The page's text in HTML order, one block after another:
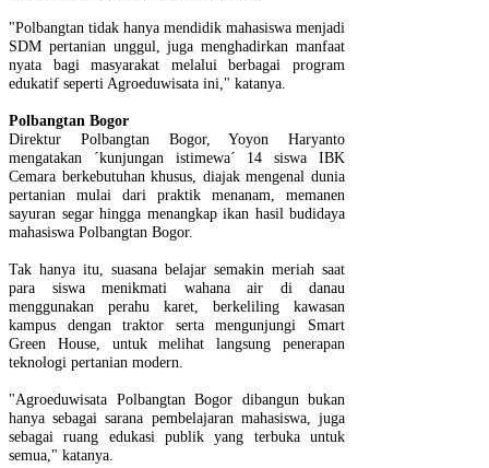
"Polbangtan tidak hanya mendidik mahasiswa menjadi
SDM pertanian unggul, juga menghadirkan manfaat
nyata bagi masyarakat melalui berbagai program
edukatif seperti Agroeduwisata ini," katanya.
Polbangtan Bogor
Direktur Polbangtan Bogor, Yoyon Haryanto
mengatakan ´kunjungan istimewa´ 14 siswa IBK
Cemara berkebutuhan khusus, diajak mengenal dunia
pertanian mulai dari praktik menanam, memanen
sayuran segar hingga menangkap ikan hasil budidaya
mahasiswa Polbangtan Bogor.
Tak hanya itu, suasana belajar semakin meriah saat
para siswa menikmati wahana air di danau
menggunakan perahu karet, berkeliling kawasan
kampus dengan traktor serta mengunjungi Smart
Green House, untuk melihat langsung penerapan
teknologi pertanian modern.
"Agroeduwisata Polbangtan Bogor dibangun bukan
hanya sebagai sarana pembelajaran mahasiswa, juga
sebagai ruang edukasi publik yang terbuka untuk
semua," katanya.